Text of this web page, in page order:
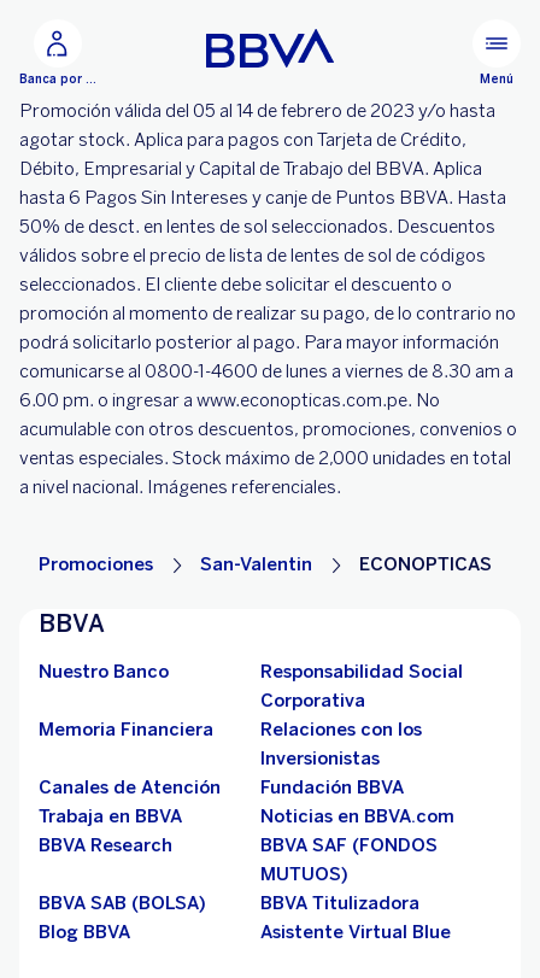
Banca por Internet Menú
Promoción válida del 05 al 14 de febrero de 2023 y/o hasta
agotar stock. Aplica para pagos con Tarjeta de Crédito,
Débito, Empresarial y Capital de Trabajo del BBVA. Aplica
hasta 6 Pagos Sin Intereses y canje de Puntos BBVA. Hasta
50% de desct. en lentes de sol seleccionados. Descuentos
válidos sobre el precio de lista de lentes de sol de códigos
seleccionados. El cliente debe solicitar el descuento o
promoción al momento de realizar su pago, de lo contrario no
podrá solicitarlo posterior al pago. Para mayor información
comunicarse al 0800-1-4600 de lunes a viernes de 8.30 am a
6.00 pm. o ingresar a www.econopticas.com.pe. No
acumulable con otros descuentos, promociones, convenios o
ventas especiales. Stock máximo de 2,000 unidades en total
a nivel nacional. Imágenes referenciales.
Promociones San-Valentin ECONOPTICAS
BBVA
Nuestro Banco
Responsabilidad Social
Corporativa
Memoria Financiera
Relaciones con los
Inversionistas
Canales de Atención
Fundación BBVA
Trabaja en BBVA
Noticias en BBVA.com
BBVA Research
BBVA SAF (FONDOS
MUTUOS)
BBVA SAB (BOLSA)
BBVA Titulizadora
Blog BBVA
Asistente Virtual Blue